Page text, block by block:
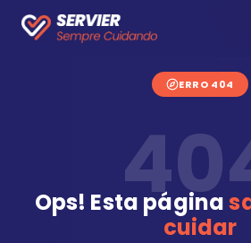
ERRO 404
Ops! Esta página
cuidar